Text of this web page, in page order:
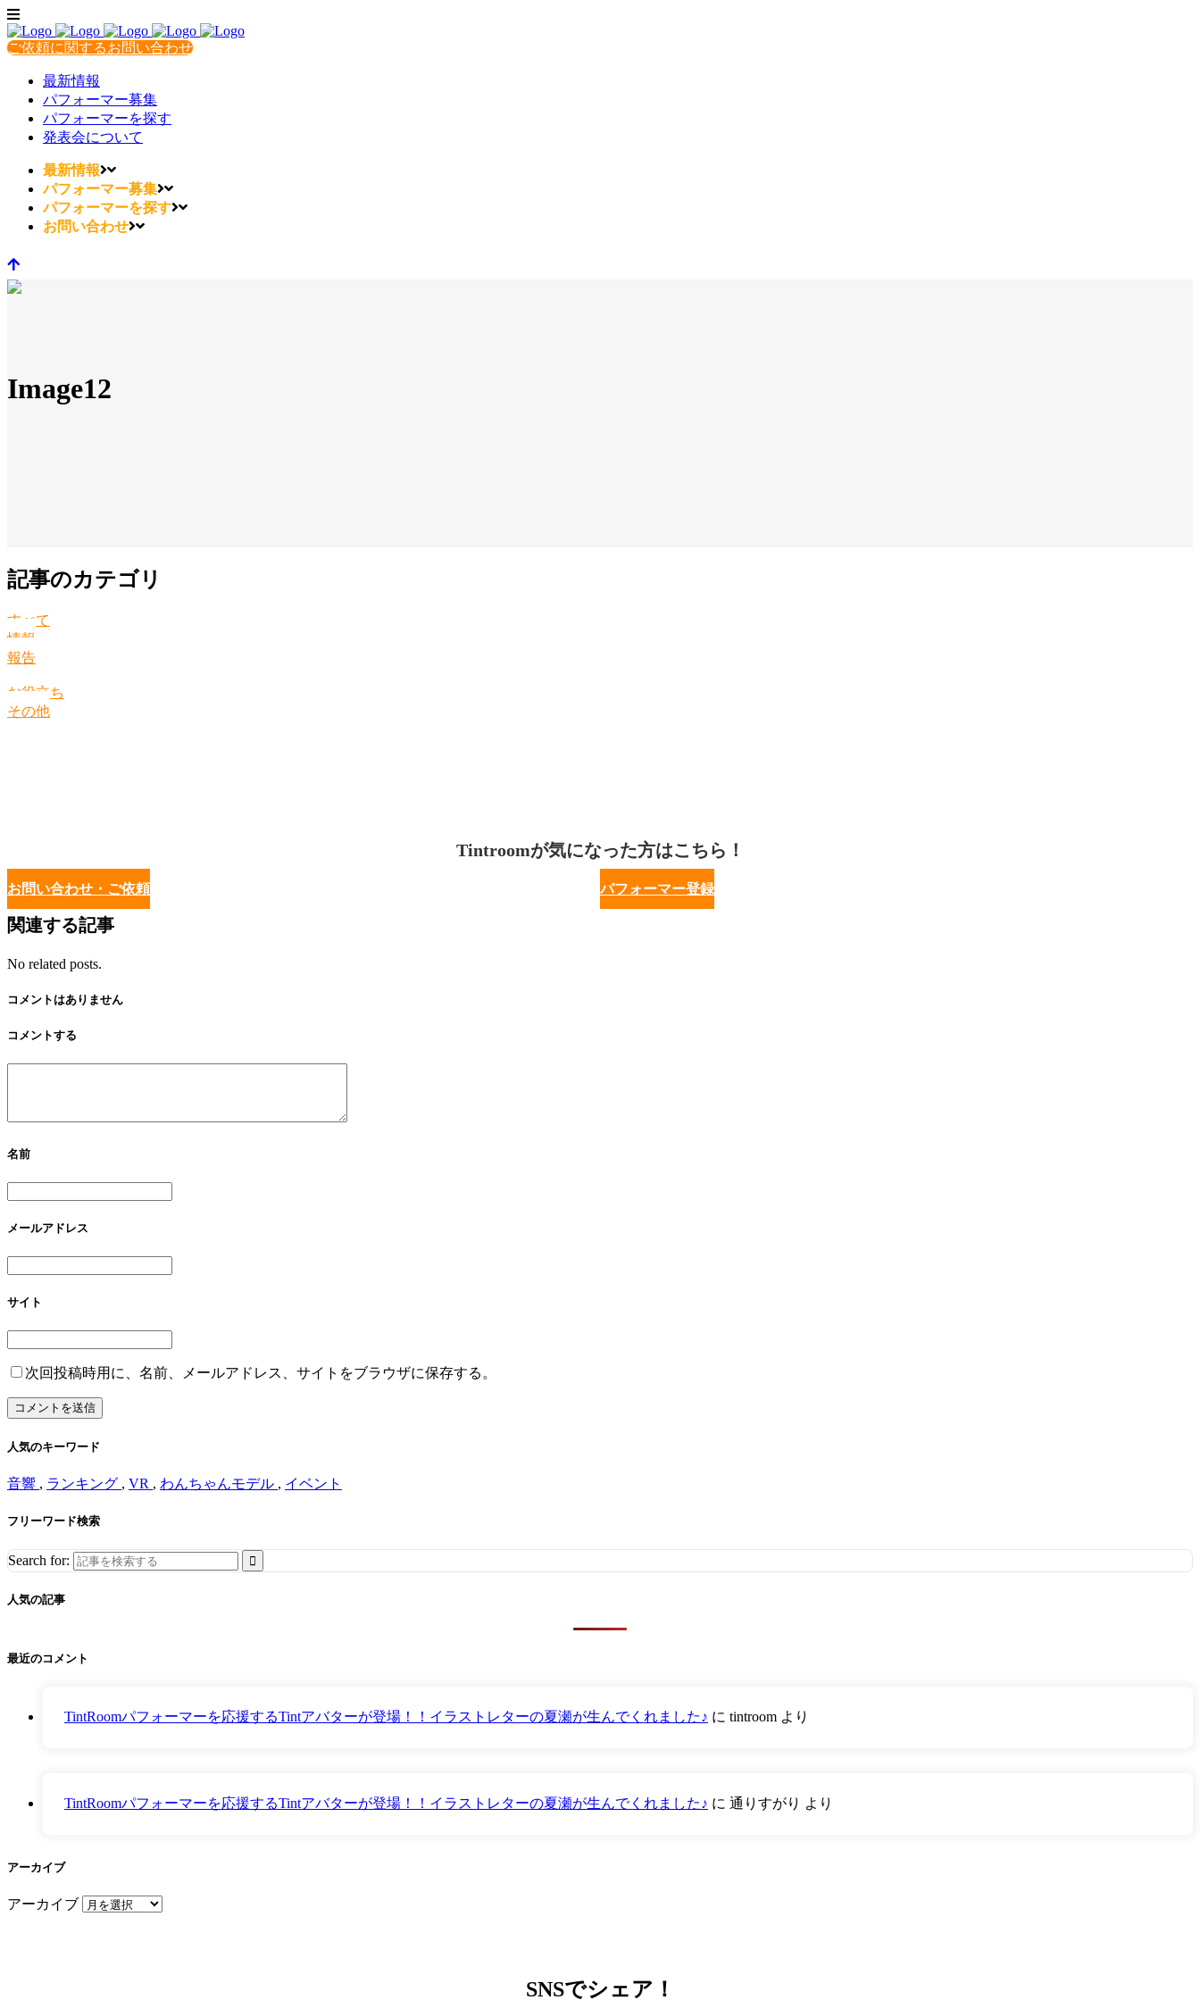
ご依頼に関するお問い合わせ
最新情報
パフォーマー募集
パフォーマーを探す
発表会について
最新情報
パフォーマー募集
パフォーマーを探す
お問い合わせ
Image12
記事のカテゴリ
すべて
情報
報告
お役立ち
その他
Tintroomが気になった方はこちら！
お問い合わせ・ご依頼 パフォーマー登録
関連する記事
No related posts.
コメントはありません
コメントする
名前
メールアドレス
サイト
次回投稿時用に、名前、メールアドレス、サイトをブラウザに保存する。
人気のキーワード
音響 , ランキング , VR , わんちゃんモデル , イベント
フリーワード検索
Search for:
人気の記事
最近のコメント
TintRoomパフォーマーを応援するTintアバターが登場！！イラストレターの夏瀬が生んでくれました♪ に tintroom より
TintRoomパフォーマーを応援するTintアバターが登場！！イラストレターの夏瀬が生んでくれました♪ に 通りすがり より
アーカイブ
アーカイブ
SNSでシェア！